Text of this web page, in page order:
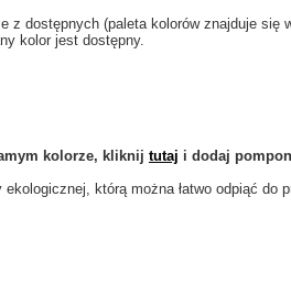
z dostępnych (paleta kolorów znajduje się
kolor jest dostępny.
kolorze, kliknij tutaj i dodaj
którą można łatwo odpiąć do